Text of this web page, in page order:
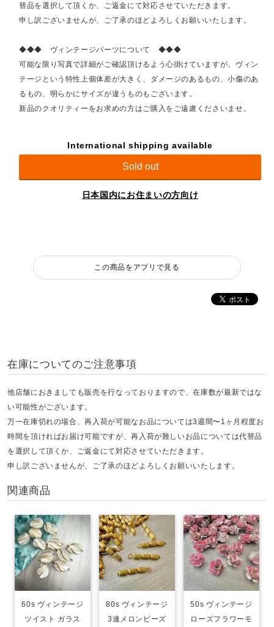
替品を選択して頂くか、ご返金にて対応させていただきます。
申し訳ございませんが、ご了承のほどよろしくお願いいたします。
◆◆◆ ヴィンテージパーツについて ◆◆◆
可能な限り写真で詳細がご確認頂けるよう心掛けていますが、ヴィン
テージという特性上個体差が大きく、ダメージのあるもの、小傷のあ
るもの、明らかにサイズが違うものもございます。
新品のクオリティーをお求めの方はご購入をご遠慮くださいませ。
International shipping available
Sold out
日本国内にお住まいの方向け
この商品をアプリで見る
在庫についてのご注意事項
他店舗におきましても販売を行なっておりますので、在庫数が最新ではな
い可能性がございます。
万一在庫切れの場合、再入荷が可能なお品については3週間〜1ヶ月程度お
時間を頂ければお届け可能ですが、再入荷が難しいお品については代替品
を選択して頂くか、ご返金にて対応させていただきます。
申し訳ございませんが、ご了承のほどよろしくお願いいたします。
関連商品
60s ヴィンテージ
ツイスト ガラス
80s ヴィンテージ
3連メロンビーズ
50s ヴィンテージ
ローズフラワーモ